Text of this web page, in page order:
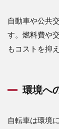
自動車や公共
す。燃料費や
もコストを抑
環境へ
自転車は環境